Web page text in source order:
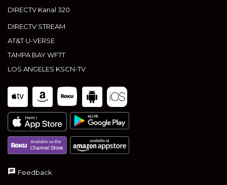
DIRECTV Kanal 320
DIRECTV STREAM
AT&T U-VERSE
TAMPA BAY WFTT
LOS ANGELES KSCN-TV
Feedback